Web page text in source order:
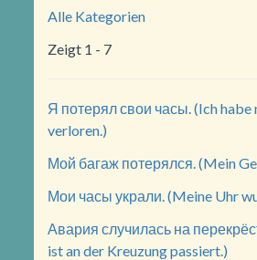
Alle Kategorien
Zeigt 1 - 7
Я потерял свои часы. (Ich habe
verloren.)
Мой багаж потерялся. (Mein
Мои часы украли. (Meine Uhr
Авария случилась на
ist an der Kreuzung passiert.)